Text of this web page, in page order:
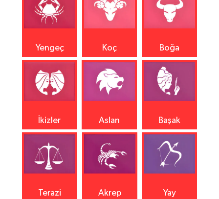
Yengeç Koç Boğa
İkizler Aslan Başak
Terazi Akrep Yay